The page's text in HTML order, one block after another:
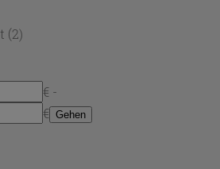
(2)
€ -
€ Gehen